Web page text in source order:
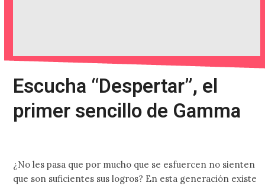
Escucha “Despertar”, el
primer sencillo de Gamma
¿No les pasa que por mucho que se esfuercen no sienten
que son suficientes sus logros? En esta generación existe